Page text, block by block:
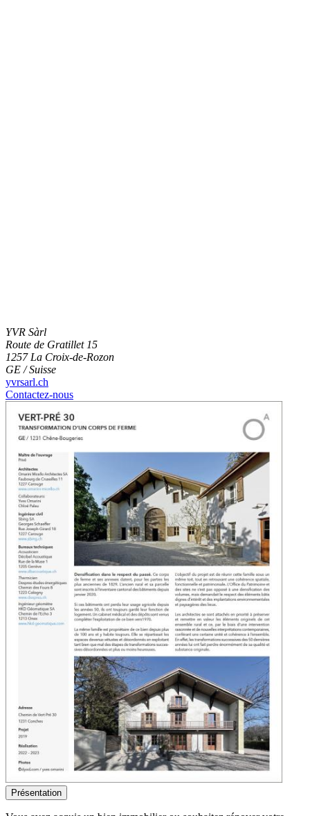
YVR Sàrl
Route de Gratillet 15
1257 La Croix-de-Rozon
GE / Suisse
yvrsarl.ch
Contactez-nous
Présentation